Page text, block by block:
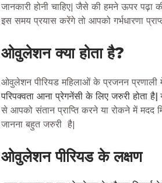
जानकारी होनी चाहिए| जैसे की हमने ऊपर पढ़ा
इस समय प्रयास करेंगे तो आपको गर्भधारणा
ओवुलेशन क्या होता है?
ओवुलेशन पीरियड महिलाओं के प्रजनन प्रणाली में
परिपक्वता आना प्रेगनेंसी के लिए जरुरी होता है|
से आपको संतान प्राप्ति करने या रोकने में
जानना बहुत जरुरी है|
ओवुलेशन पीरियड के लक्षण